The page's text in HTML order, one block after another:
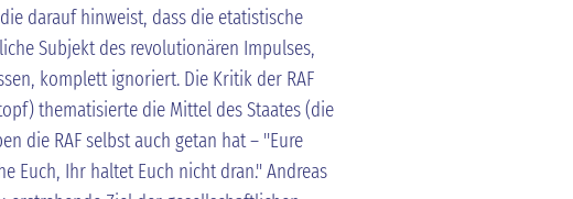
darauf hinweist, dass die etatistische
Subjekt des revolutionären Impulses,
komplett ignoriert. Die Kritik der RAF
thematisierte die Mittel des Staates (die
die RAF selbst auch getan hat – "Eure
Euch, Ihr haltet Euch nicht dran." Andreas